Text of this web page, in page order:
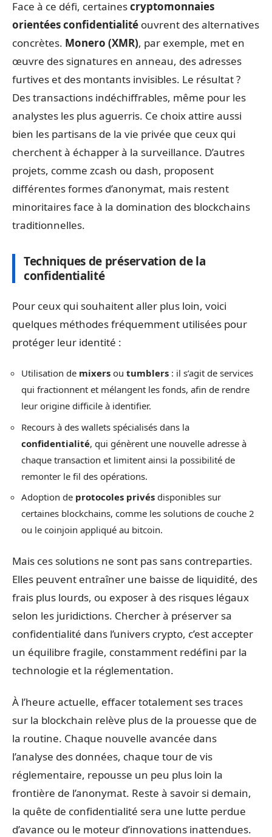
Face à ce défi, certainescryptomonnaies
orientées confidentialité ouvrent des alternatives
concrètes. Monero (XMR), par exemple, met en
œuvre des signatures en anneau, des adresses
furtives et des montants invisibles. Le résultat ?
Des transactions indéchiffrables, même pour les
analystes les plus aguerris. Ce choix attire aussi
bien les partisans de la vie privée que ceux qui
cherchent à échapper à la surveillance. D’autres
projets, comme zcash ou dash, proposent
différentes formes d’anonymat, mais restent
minoritaires face à la domination des blockchains
traditionnelles.
Techniques de préservation de la
confidentialité
Pour ceux qui souhaitent aller plus loin, voici
quelques méthodes fréquemment utilisées pour
protéger leur identité :
Utilisation de mixers ou tumblers : il s’agit de services
qui fractionnent et mélangent les fonds, afin de rendre
leur origine difficile à identifier.
Recours à des wallets spécialisés dans la
confidentialité, qui génèrent une nouvelle adresse à
chaque transaction et limitent ainsi la possibilité de
remonter le fil des opérations.
Adoption de protocoles privés disponibles sur
certaines blockchains, comme les solutions de couche 2
ou le coinjoin appliqué au bitcoin.
Mais ces solutions ne sont pas sans contreparties.
Elles peuvent entraîner une baisse de liquidité, des
frais plus lourds, ou exposer à des risques légaux
selon les juridictions. Chercher à préserver sa
confidentialité dans l’univers crypto, c’est accepter
un équilibre fragile, constamment redéfini par la
technologie et la réglementation.
À l’heure actuelle, effacer totalement ses traces
sur la blockchain relève plus de la prouesse que de
la routine. Chaque nouvelle avancée dans
l’analyse des données, chaque tour de vis
réglementaire, repousse un peu plus loin la
frontière de l’anonymat. Reste à savoir si demain,
la quête de confidentialité sera une lutte perdue
d’avance ou le moteur d’innovations inattendues.